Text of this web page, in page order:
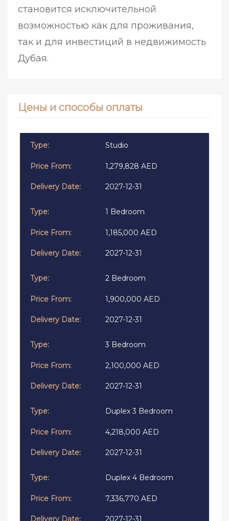
становится исключительной
возможностью как для проживания,
так и для инвестиций в недвижимость
Дубая.
Цены и способы оплаты
Studio
1,279,828 AED
2027-12-31
1 Bedroom
1,185,000 AED
2027-12-31
2 Bedroom
1,900,000 AED
2027-12-31
3 Bedroom
2,100,000 AED
2027-12-31
Duplex 3 Bedroom
4,218,000 AED
2027-12-31
Duplex 4 Bedroom
7,336,770 AED
2027-12-31